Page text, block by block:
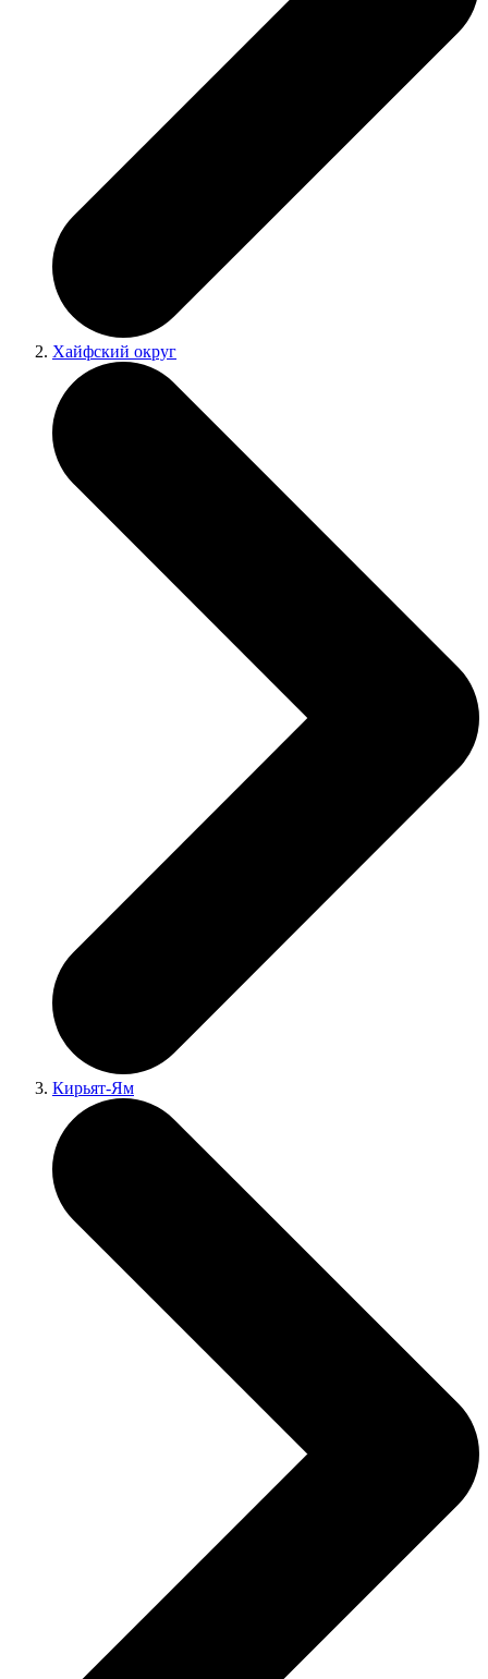
Хайфский округ
Кирьят-Ям